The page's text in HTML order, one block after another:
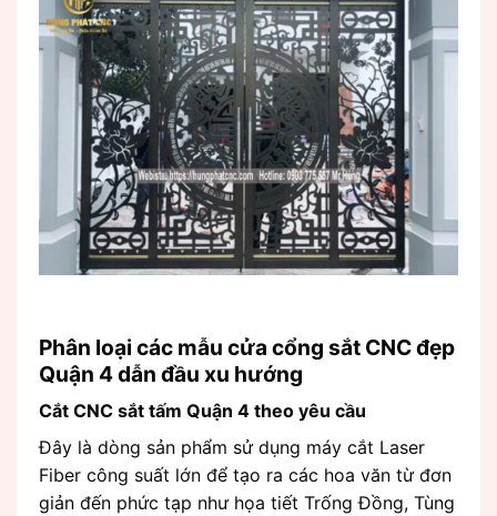
Phân loại các mẫu cửa cổng sắt CNC đẹp
Quận 4 dẫn đầu xu hướng
Cắt CNC sắt tấm Quận 4 theo yêu cầu
Đây là dòng sản phẩm sử dụng máy cắt Laser
Fiber công suất lớn để tạo ra các hoa văn từ đơn
giản đến phức tạp như họa tiết Trống Đồng, Tùng